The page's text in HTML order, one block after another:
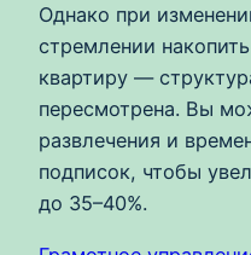
Однако при
стремлении
квартиру —
пересмотрена. Вы
развлечения и
подписок, чтобы
до 35–40%.